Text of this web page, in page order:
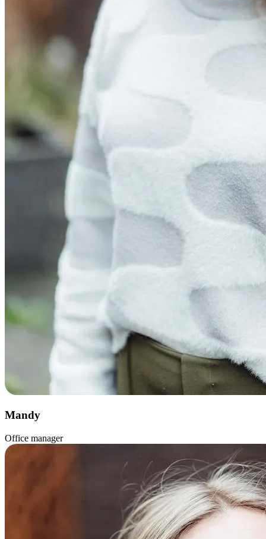
Mandy
Office manager